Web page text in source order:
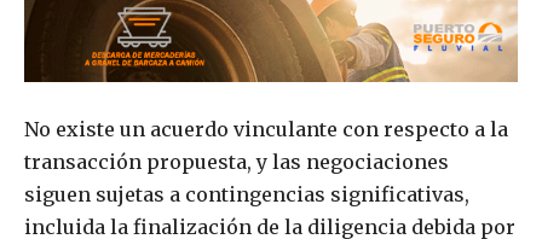
No existe un acuerdo vinculante con respecto a la
transacción propuesta, y las negociaciones
siguen sujetas a contingencias significativas,
incluida la finalización de la diligencia debida por